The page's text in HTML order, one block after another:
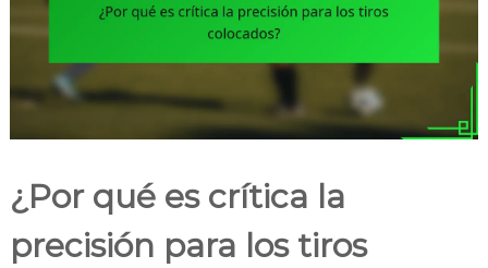
¿Por qué es crítica la
precisión para los tiros